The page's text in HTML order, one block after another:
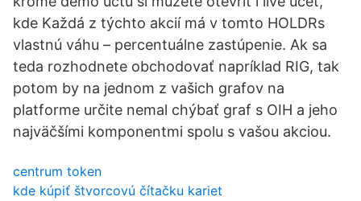
kde Každá z týchto akcií má v tomto HOLDRs
vlastnú váhu – percentuálne zastúpenie. Ak sa
teda rozhodnete obchodovať napríklad RIG, tak
potom by na jednom z vašich grafov na
platforme určite nemal chýbať graf s OIH a jeho
najväčšími komponentmi spolu s vašou akciou.
centrum token
kde kúpiť štvorcovú čítačku kariet